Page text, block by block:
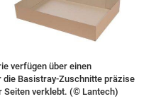
verfügen über einen
Basistray-Zuschnitte präzise
Seiten verklebt. (© Lantech)